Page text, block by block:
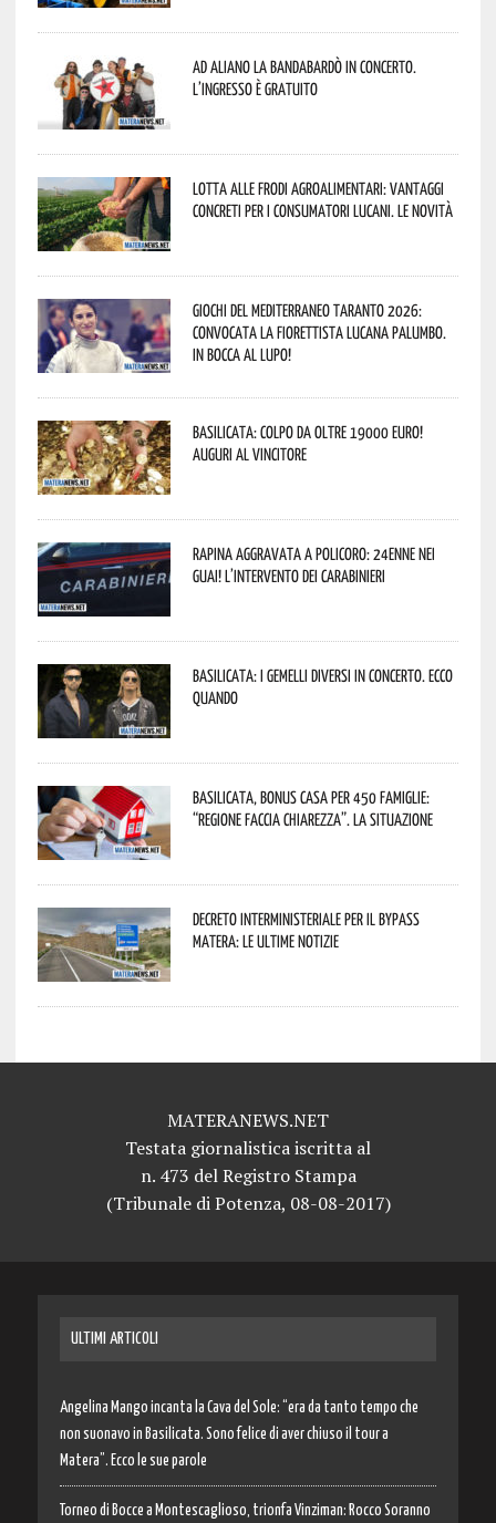
Ad Aliano la Bandabardò in concerto.
L’ingresso è gratuito
Lotta alle frodi agroalimentari: vantaggi
concreti per i consumatori lucani. Le novità
Giochi del Mediterraneo Taranto 2026:
convocata la fiorettista lucana Palumbo.
In bocca al lupo!
Basilicata: colpo da oltre 19000 Euro!
Auguri al vincitore
Rapina aggravata a Policoro: 24enne nei
guai! L’intervento dei Carabinieri
Basilicata: i Gemelli DiVersi in concerto. Ecco
quando
Basilicata, Bonus casa per 450 famiglie:
“Regione faccia chiarezza”. La situazione
Decreto interministeriale per il Bypass
Matera: le ultime notizie
MATERANEWS.NET
Testata giornalistica iscritta al
n. 473 del Registro Stampa
(Tribunale di Potenza, 08-08-2017)
ULTIMI ARTICOLI
Angelina Mango incanta la Cava del Sole: “era da tanto tempo che
non suonavo in Basilicata. Sono felice di aver chiuso il tour a
Matera”. Ecco le sue parole
Torneo di Bocce a Montescaglioso, trionfa Vinziman: Rocco Soranno